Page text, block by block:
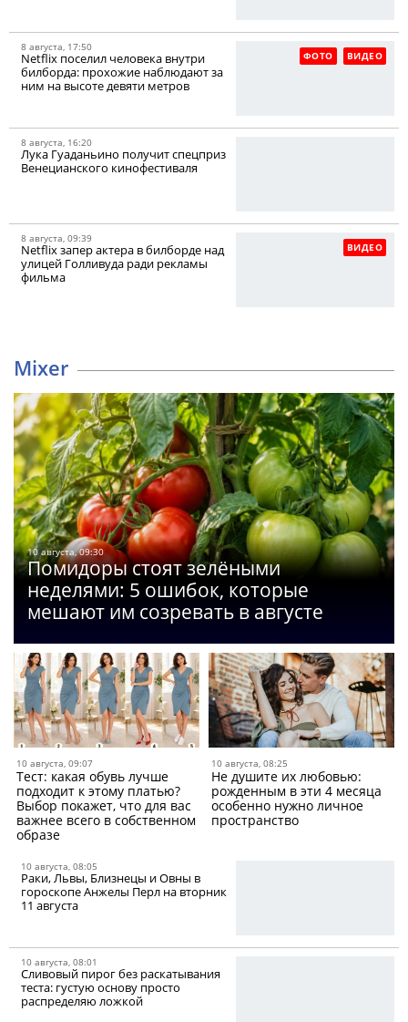
ФОТО ВИДЕО
8 августа, 17:50
Netflix поселил человека внутри
билборда: прохожие наблюдают за
ним на высоте девяти метров
8 августа, 16:20
Лука Гуаданьино получит спецприз
Венецианского кинофестиваля
ВИДЕО
8 августа, 09:39
Netflix запер актера в билборде над
улицей Голливуда ради рекламы
фильма
Mixer
10 августа, 09:30
Помидоры стоят зелёными
неделями: 5 ошибок, которые
мешают им созревать в августе
10 августа, 09:07
Тест: какая обувь лучше
подходит к этому платью?
Выбор покажет, что для вас
важнее всего в собственном
образе
10 августа, 08:25
Не душите их любовью:
рожденным в эти 4 месяца
особенно нужно личное
пространство
10 августа, 08:05
Раки, Львы, Близнецы и Овны в
гороскопе Анжелы Перл на вторник
11 августа
10 августа, 08:01
Сливовый пирог без раскатывания
теста: густую основу просто
распределяю ложкой